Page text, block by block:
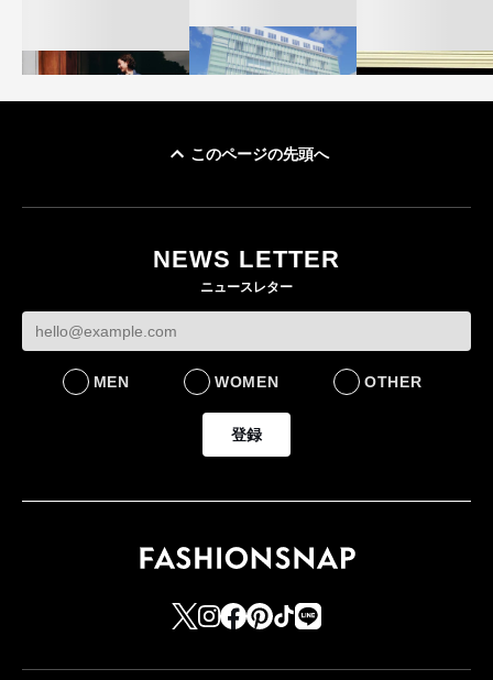
ケットなど7型を発売
FASHION
FASHION
BUSINESS
このページの先頭へ
NEWS LETTER
ニュースレター
MEN WOMEN OTHER
登録